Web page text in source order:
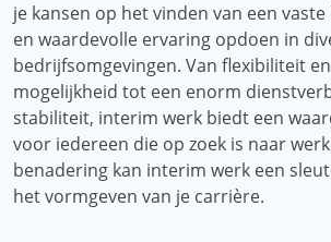
je kansen op het vinden van een
en waardevolle ervaring opdoen in
bedrijfsomgevingen. Van flexibiliteit
mogelijkheid tot een enorm
stabiliteit, interim werk biedt een
voor iedereen die op zoek is naar
benadering kan interim werk een
het vormgeven van je carrière.